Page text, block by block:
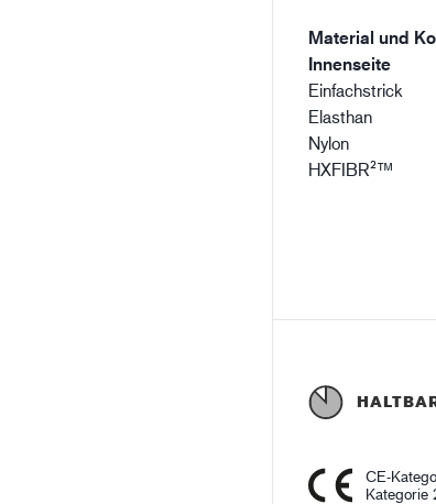
Material und
Innenseite
Einfachstrick
Elasthan
Nylon
HXFIBR²™
CE-
Kategorie